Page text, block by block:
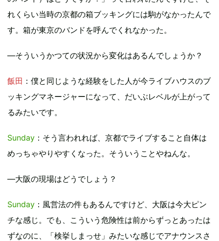
れくらい当時の京都の箱ブッキングには駒がなかったんで
す。箱が東京のバンドを呼んでくれなかった。
―そういうかつての状況から変化はあるんでしょうか？
飯田 ：僕と同じような経験をした人が今ライブハウスのブ
ッキングマネージャーになって、だいぶレベルが上がって
るみたいです。
Sunday ：そう言われれば、京都でライブすること自体は
めっちゃやりやすくなった。そういうことやねんな。
―大阪の現場はどうでしょう？
Sunday ：風営法の件もあるんですけど、大阪は今大ピン
チな感じ。でも、こういう危険性は前からずっとあったは
ずなのに、「検挙しまっせ」みたいな感じでアナウンスさ